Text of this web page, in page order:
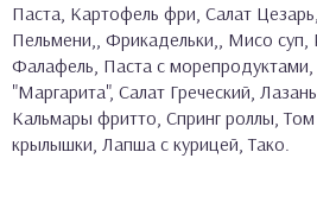
Паста, Картофель фри, Салат
Пельмени,, Фрикадельки,, Мисо суп,
Фалафель, Паста с
"Маргарита", Салат Греческий,
Кальмары фритто, Спринг роллы,
крылышки, Лапша с курицей, Тако.